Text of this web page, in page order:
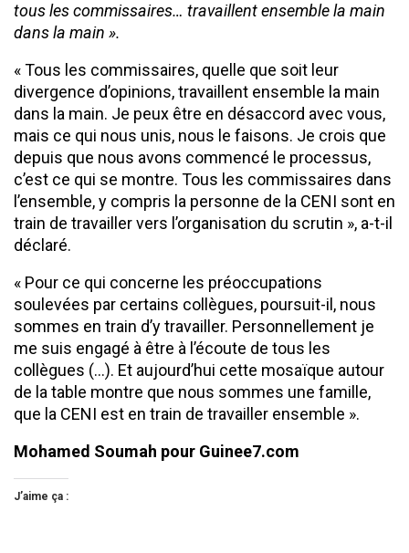
tous les commissaires… travaillent ensemble la main
dans la main ».
« Tous les commissaires, quelle que soit leur
divergence d’opinions, travaillent ensemble la main
dans la main. Je peux être en désaccord avec vous,
mais ce qui nous unis, nous le faisons. Je crois que
depuis que nous avons commencé le processus,
c’est ce qui se montre. Tous les commissaires dans
l’ensemble, y compris la personne de la CENI sont en
train de travailler vers l’organisation du scrutin », a-t-il
déclaré.
« Pour ce qui concerne les préoccupations
soulevées par certains collègues, poursuit-il, nous
sommes en train d’y travailler. Personnellement je
me suis engagé à être à l’écoute de tous les
collègues (…). Et aujourd’hui cette mosaïque autour
de la table montre que nous sommes une famille,
que la CENI est en train de travailler ensemble ».
Mohamed Soumah pour Guinee7.com
J’aime ça :